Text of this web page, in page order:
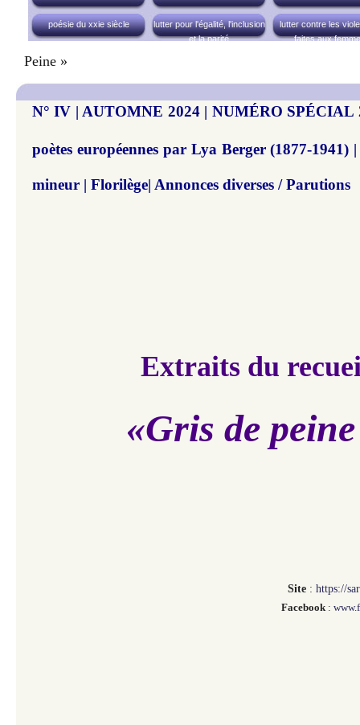
poésie du xxie siècle
lutter pour l'égalité, l'inclusion
et la parité
lutter contre les
faites aux
Peine »
N° IV | AUTOMNE 2024 | NUMÉRO SPÉCIAL
poètes européennes par Lya Berger (1877-1941)
mineur | Florilège| Annonces diverses / Parutions
Extraits du
«Gris de
Site : https://
Facebook :